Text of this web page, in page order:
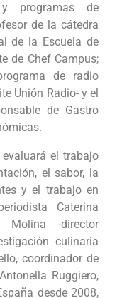
programas de
de la cátedra
de la Escuela de
de Chef Campus;
de radio
Unión Radio- y el
de Gastro
el trabajo
el sabor, la
y el trabajo en
Caterina
Molina -director
culinaria
coordinador de
Ruggiero,
desde 2008,